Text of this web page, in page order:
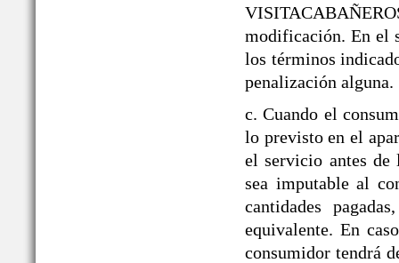
modificación. En el
los términos
penalización alguna.
c. Cuando el
lo previsto en el
el servicio antes de
sea imputable al
cantidades
equivalente. En
consumidor tendrá